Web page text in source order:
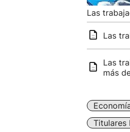
Las
Las
Las
más
Titulares